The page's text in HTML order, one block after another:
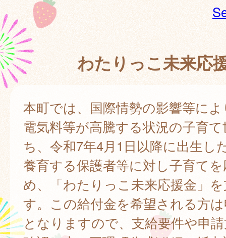
わたりっこ未来応
本町では、国際情勢の影響等に
電気料等が高騰する状況の子育
ち、令和7年4月1日以降に出生し
養育する保護者等に対し子育て
め、「わたりっこ未来応援金」
す。この給付金を希望される方
となりますので、支給要件や申